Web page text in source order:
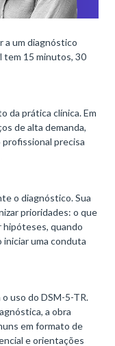
a um diagnóstico
tem 15 minutos, 30
da prática clínica. Em
de alta demanda,
precisa
o diagnóstico. Sua
prioridades: o que
hipóteses, quando
iniciar uma conduta
uso do DSM-5-TR.
a obra
em formato de
e orientações